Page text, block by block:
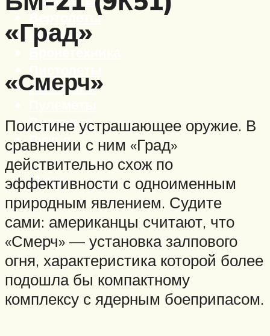
Вертолеты
Корабли
Бронетехника
Автоматы
Винтовки
Ружья
Меню
«Град»
«Смерч»
Поистине устрашающее оружие. В
сравнении с ним «Град»
действительно схож по
эффективности с одноименным
природным явлением. Судите
сами: американцы считают, что
«Смерч» — установка залпового
огня, характеристика которой более
подошла бы компактному
комплексу с ядерным боеприпасом.